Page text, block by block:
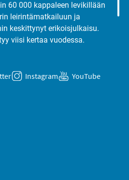
60 000 kappaleen levikillään
leirintämatkailuun ja
keskittynyt erikoisjulkaisu.
viisi kertaa vuodessa.
Instagram YouTube